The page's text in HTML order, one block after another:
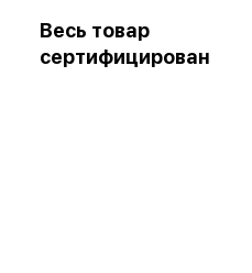
Весь товар
сертифицирован